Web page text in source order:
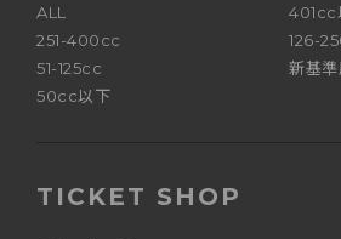
ALL
401cc
251-400cc
126-
51-125cc
新基準
50cc以下
TICKET SHOP